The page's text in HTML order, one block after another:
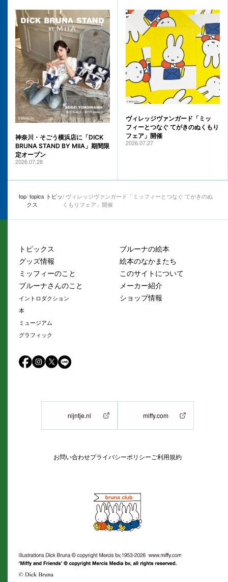
神奈川・そごう横浜店に「DICK
BRUNA STAND BY MIIA」期間限
定オープン
2026.07.28
ヴィレッジヴァンガード「ミッ
フィーとつなぐ てがきのぬくもり
フェア」開催
2026.07.27
top topics トピッ
クス
ヴィレッジヴァンガード「ミッフィーとつなぐ てがきのぬ
くもりフェア」開催
トピックス
グッズ情報
ミッフィーのこと
ブルーナさんのこと
イントロダクション
本
ミュージアム
グラフィック
ブルーナの絵本
絵本のなかまたち
このサイトについて
メーカー紹介
ショップ情報
nijntje.nl miffy.com
お問い合わせプライバシーポリシー ご利用規約